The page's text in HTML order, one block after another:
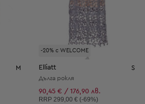
M
-20% с WELCOME
Elliatt S
Дълга рокля
90,45 € / 176,90 лв.
Препоръчителна цена:
RRP 299,00 € (-69%)